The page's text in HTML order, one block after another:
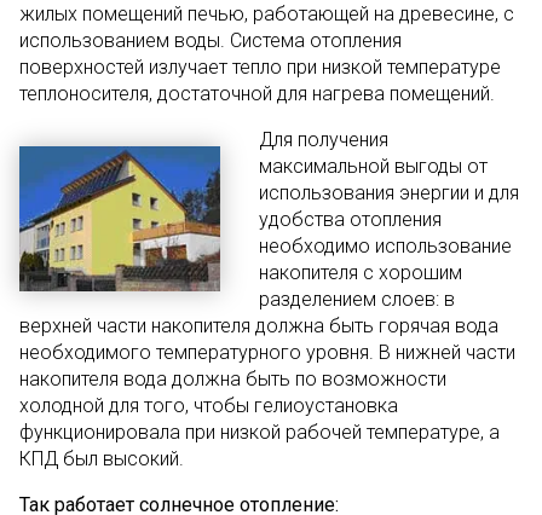
жилых помещений печью, работающей на древесине, с
использованием воды. Система отопления
поверхностей излучает тепло при низкой температуре
теплоносителя, достаточной для нагрева помещений.
Для получения
максимальной выгоды от
использования энергии и для
удобства отопления
необходимо использование
накопителя с хорошим
разделением слоев: в
верхней части накопителя должна быть горячая вода
необходимого температурного уровня. В нижней части
накопителя вода должна быть по возможности
холодной для того, чтобы гелиоустановка
функционировала при низкой рабочей температуре, а
КПД был высокий.
Так работает солнечное отопление: